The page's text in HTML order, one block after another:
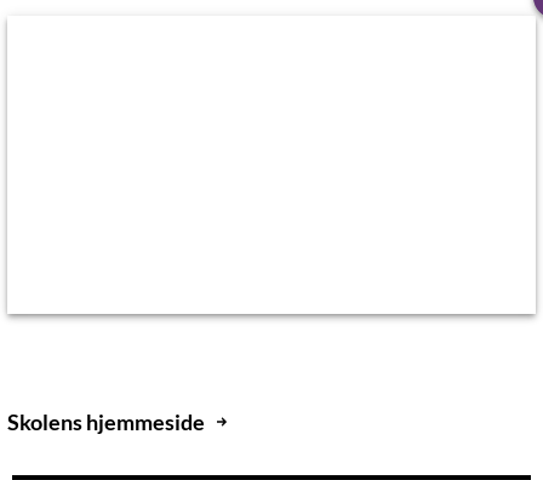
Skolens hjemmeside